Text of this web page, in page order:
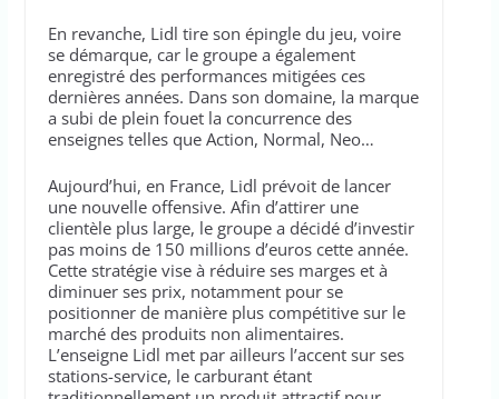
En revanche, Lidl tire son épingle du jeu, voire
se démarque, car le groupe a également
enregistré des performances mitigées ces
dernières années. Dans son domaine, la marque
a subi de plein fouet la concurrence des
enseignes telles que Action, Normal, Neo…
Aujourd’hui, en France, Lidl prévoit de lancer
une nouvelle offensive. Afin d’attirer une
clientèle plus large, le groupe a décidé d’investir
pas moins de 150 millions d’euros cette année.
Cette stratégie vise à réduire ses marges et à
diminuer ses prix, notamment pour se
positionner de manière plus compétitive sur le
marché des produits non alimentaires.
L’enseigne Lidl met par ailleurs l’accent sur ses
stations-service, le carburant étant